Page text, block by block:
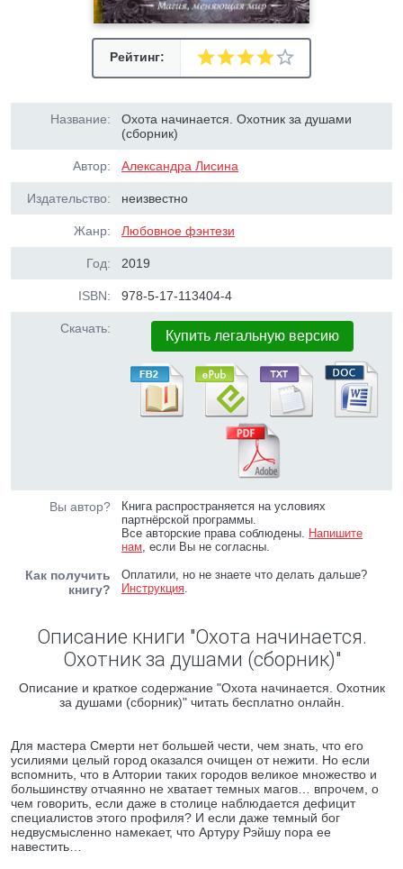
Рейтинг:
Название:
Охота начинается. Охотник за душами
(сборник)
Автор: Александра Лисина
Издательство: неизвестно
Жанр: Любовное фэнтези
Год: 2019
ISBN: 978-5-17-113404-4
Скачать: Купить легальную версию
Вы автор?
Книга распространяется на условиях
партнёрской программы.
Все авторские права соблюдены. Напишите
нам, если Вы не согласны.
Как получить
книгу?
Оплатили, но не знаете что делать дальше?
Инструкция.
Описание книги "Охота начинается.
Охотник за душами (сборник)"
Описание и краткое содержание "Охота начинается. Охотник
за душами (сборник)" читать бесплатно онлайн.
Для мастера Смерти нет большей чести, чем знать, что его
усилиями целый город оказался очищен от нежити. Но если
вспомнить, что в Алтории таких городов великое множество и
большинству отчаянно не хватает темных магов… впрочем, о
чем говорить, если даже в столице наблюдается дефицит
специалистов этого профиля? И если даже темный бог
недвусмысленно намекает, что Артуру Рэйшу пора ее
навестить…